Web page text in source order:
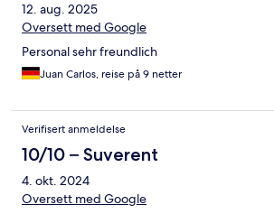
12. aug. 2025
Oversett med Google
Personal sehr freundlich
Juan Carlos, reise på 9 netter
Verifisert anmeldelse
10/10 – Suverent
4. okt. 2024
Oversett med Google